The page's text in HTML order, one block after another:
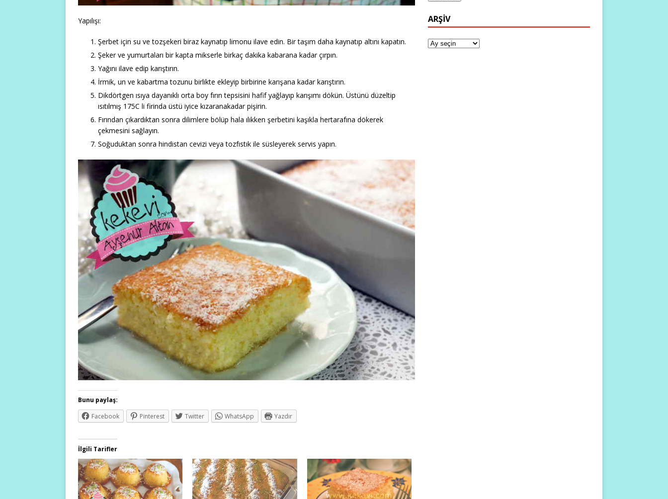
Yapılışı:
Şerbet için su ve tozşekeri biraz kaynatıp limonu ilave edin. Bir taşım daha kaynatıp altını kapatın.
Şeker ve yumurtaları bir kapta mikserle birkaç dakika kabarana kadar çırpın.
Yağını ilave edip karıştırın.
İrmik, un ve kabartma tozunu birlikte ekleyip birbirine karışana kadar karıştırın.
Dikdörtgen ısıya dayanıklı orta boy fırın tepsisini hafif yağlayıp karışımı dökün. Üstünü düzeltip
ısıtılmış 175C li firinda üstü iyice kızaranakadar pişirin.
Fırından çıkardıktan sonra dilimlere bölüp hala ılıkken şerbetini kaşıkla hertarafına dökerek
çekmesini sağlayın.
Soğuduktan sonra hindistan cevizi veya tozfıstık ile süsleyerek servis yapın.
Bunu paylaş:
Facebook
Pinterest Twitter WhatsApp Yazdır
İlgili Tarifler
ARŞIV